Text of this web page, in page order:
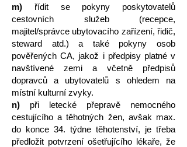
m) řídit se pokyny poskytovatelů
cestovních služeb (recepce,
majitel/správce ubytovacího zařízení, řidič,
steward atd.) a také pokyny osob
pověřených CA, jakož i předpisy platné v
navštívené zemi a včetně předpisů
dopravců a ubytovatelů s ohledem na
místní kulturní zvyky.
n) při letecké přepravě nemocného
cestujícího a těhotných žen, avšak max.
do konce 34. týdne těhotenství, je třeba
předložit potvrzení ošetřujícího lékaře, že